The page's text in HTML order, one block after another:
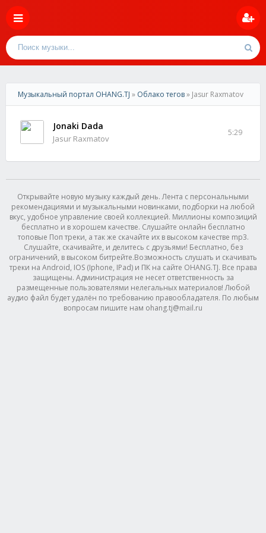
Музыкальный портал OHANG.TJ » Облако тегов» Jasur Raxmatov
Jonaki Dada
Jasur Raxmatov
5:29
Открывайте новую музыку каждый день. Лента с персональными
рекомендациями и музыкальными новинками, подборки на любой
вкус, удобное управление своей коллекцией. Миллионы композиций
бесплатно и в хорошем качестве. Слушайте онлайн бесплатно
топовые Поп треки, а так же скачайте их в высоком качестве mp3.
Слушайте, скачивайте, и делитесь с друзьями! Бесплатно, без
ограничений, в высоком битрейте.Возможность слушать и скачивать
треки на Android, IOS (Iphone, IPad) и ПК на сайте OHANG.TJ. Все права
защищены. Администрация не несет ответственность за
размещенные пользователями нелегальных материалов! Любой
аудио файл будет удалён по требованию правообладателя. По любым
вопросам пишите нам ohang.tj@mail.ru